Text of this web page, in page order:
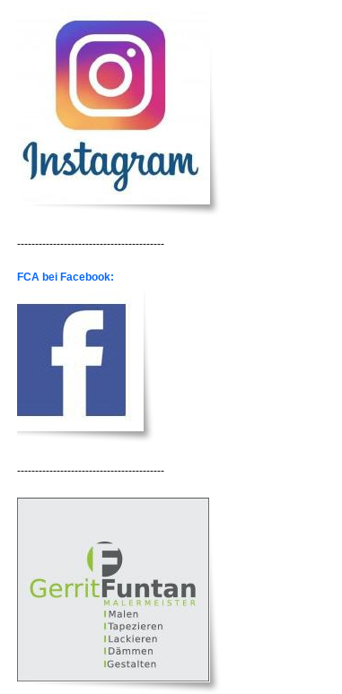
-----------------------------------------
FCA bei Facebook:
-----------------------------------------